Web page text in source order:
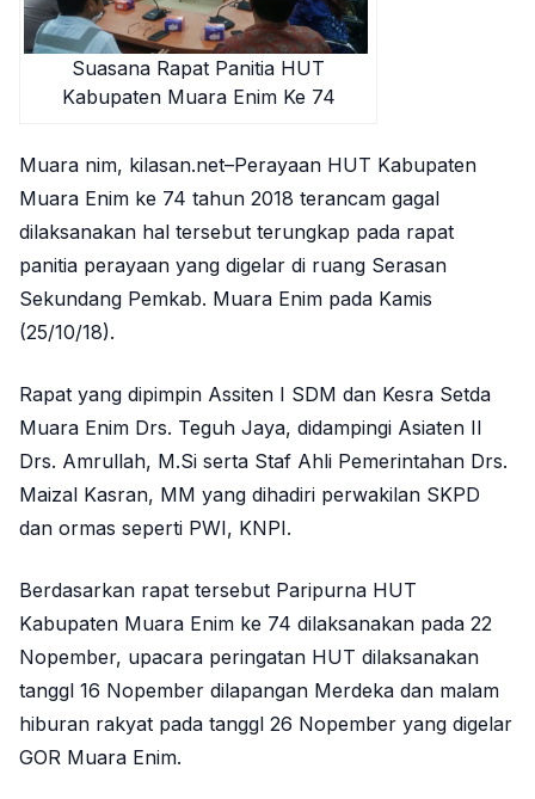
Suasana Rapat Panitia HUT
Kabupaten Muara Enim Ke 74
Muara nim, kilasan.net–Perayaan HUT Kabupaten
Muara Enim ke 74 tahun 2018 terancam gagal
dilaksanakan hal tersebut terungkap pada rapat
panitia perayaan yang digelar di ruang Serasan
Sekundang Pemkab. Muara Enim pada Kamis
(25/10/18).
Rapat yang dipimpin Assiten I SDM dan Kesra Setda
Muara Enim Drs. Teguh Jaya, didampingi Asiaten II
Drs. Amrullah, M.Si serta Staf Ahli Pemerintahan Drs.
Maizal Kasran, MM yang dihadiri perwakilan SKPD
dan ormas seperti PWI, KNPI.
Berdasarkan rapat tersebut Paripurna HUT
Kabupaten Muara Enim ke 74 dilaksanakan pada 22
Nopember, upacara peringatan HUT dilaksanakan
tanggl 16 Nopember dilapangan Merdeka dan malam
hiburan rakyat pada tanggl 26 Nopember yang digelar
GOR Muara Enim.